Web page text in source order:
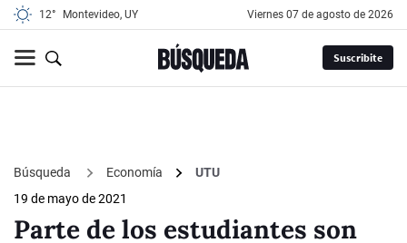
12° Montevideo, UY viernes 07 de agosto de 2026
Suscribite
Búsqueda Economía
UTU
19 de mayo de 2021
Parte de los estudiantes son